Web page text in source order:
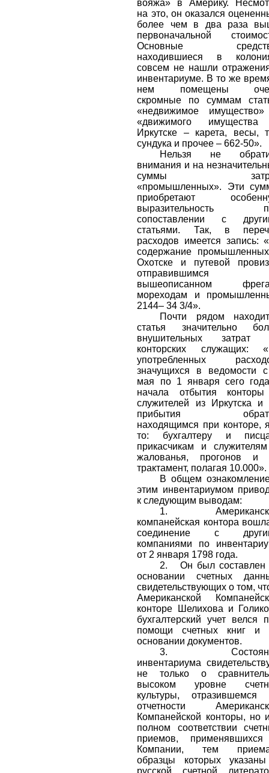
вояжа» в Америку.
на это, он оказался
более чем в два раза
первоначальной
Основные
находившиеся в
совсем не нашли
инвентариуме. В то же
нем помещены
скромные по суммам
«недвижимое
«движимого
Иркутске – карета, весы,
сундука и прочее – 662-50».
Нельзя не
внимания и на
суммы
«промышленных». Эти
приобретают
выразительность
сопоставлении с
статьями. Так, в
расходов имеется запись:
содержание
Охотске и путевой
отправившимся
вышеописанном
мореходам и
2144–34 3/4».
Почти рядом
статья значительно
внушительных затрат
конторских служащих:
употребленных
значущихся в ведомости
мая по 1 января сего
начала отбытия
служителей из Иркутска и
прибытия
находящимся при конторе,
то: бухгалтеру и
прикасчикам и
жалованья, прогонов и
трактамент, полагая 10.000».
В общем
этим инвентариумом
к следующим выводам:
1.
компанейская контора
соединение с
компаниями по
от 2 января 1798 года.
2.
Он был составлен
основании счетных
свидетельствующих о том,
Американской
конторе Шелихова и
бухгалтерский учет велся
помощи счетных книг и
основании документов.
3.
инвентариума
не только о
высоком уровне
культуры, отразившемся
отчетности
Компанейской конторы, но
полном соответствии
приемов,
Компании, тем
образцы которых
русской счетной